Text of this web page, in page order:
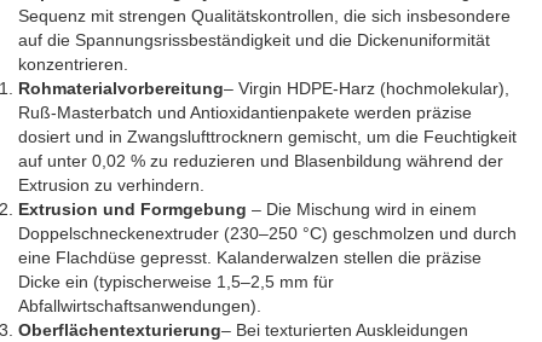
Sequenz mit strengen Qualitätskontrollen, die sich insbesondere
auf die Spannungsrissbeständigkeit und die Dickenuniformität
konzentrieren.
Rohmaterialvorbereitung– Virgin HDPE-Harz (hochmolekular),
Ruß-Masterbatch und Antioxidantienpakete werden präzise
dosiert und in Zwangslufttrocknern gemischt, um die Feuchtigkeit
auf unter 0,02 % zu reduzieren und Blasenbildung während der
Extrusion zu verhindern.
Extrusion und Formgebung – Die Mischung wird in einem
Doppelschneckenextruder (230–250 °C) geschmolzen und durch
eine Flachdüse gepresst. Kalanderwalzen stellen die präzise
Dicke ein (typischerweise 1,5–2,5 mm für
Abfallwirtschaftsanwendungen).
Oberflächentexturierung– Bei texturierten Auskleidungen